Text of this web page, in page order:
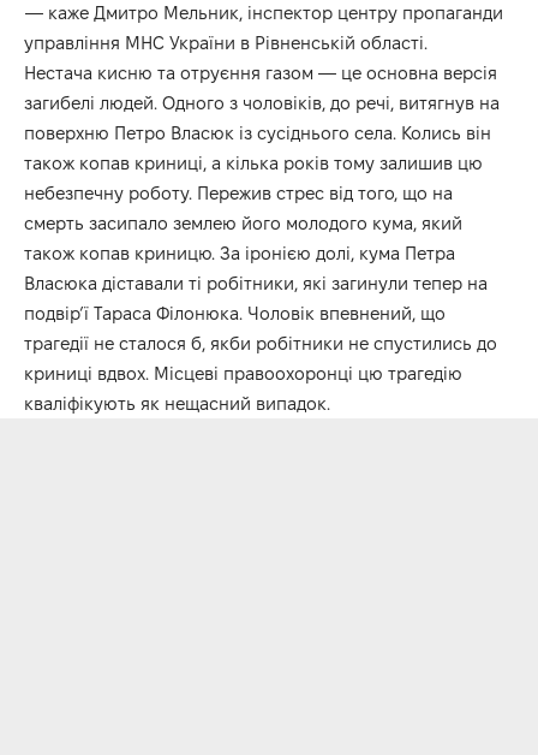
— каже Дмитро Мельник, інспектор центру пропаганди
управління МНС України в Рівненській області.
Нестача кисню та отруєння газом — це основна версія
загибелі людей. Одного з чоловіків, до речі, витягнув на
поверхню Петро Власюк із сусіднього села. Колись він
також копав криниці, а кілька років тому залишив цю
небезпечну роботу. Пережив стрес від того, що на
смерть засипало землею його молодого кума, який
також копав криницю. За іронією долі, кума Петра
Власюка діставали ті робітники, які загинули тепер на
подвір’ї Тараса Філонюка. Чоловік впевнений, що
трагедії не сталося б, якби робітники не спустились до
криниці вдвох. Місцеві правоохоронці цю трагедію
кваліфікують як нещасний випадок.